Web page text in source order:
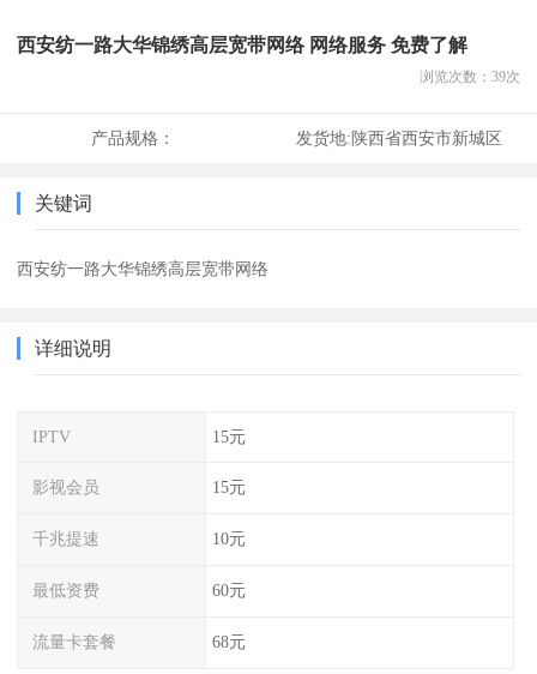
西安纺一路大华锦绣高层宽带网络 网络服务 免费了解
浏览次数： 39次
产品规格： 发货地:陕西省西安市新城区
关键词
西安纺一路大华锦绣高层宽带网络
详细说明
IPTV 15元
影视会员 15元
千兆提速 10元
最低资费 60元
流量卡套餐 68元